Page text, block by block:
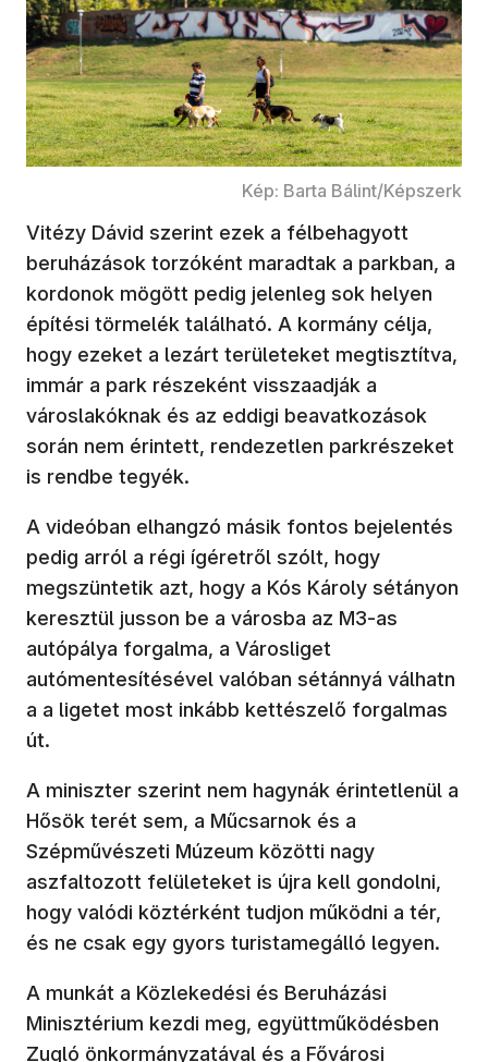
Kép: Barta Bálint/Képszerk
Vitézy Dávid szerint ezek a félbehagyott
beruházások torzóként maradtak a parkban, a
kordonok mögött pedig jelenleg sok helyen
építési törmelék található. A kormány célja,
hogy ezeket a lezárt területeket megtisztítva,
immár a park részeként visszaadják a
városlakóknak és az eddigi beavatkozások
során nem érintett, rendezetlen parkrészeket
is rendbe tegyék.
A videóban elhangzó másik fontos bejelentés
pedig arról a régi ígéretről szólt, hogy
megszüntetik azt, hogy a Kós Károly sétányon
keresztül jusson be a városba az M3-as
autópálya forgalma, a Városliget
autómentesítésével valóban sétánnyá válhatn
a a ligetet most inkább kettészelő forgalmas
út.
A miniszter szerint nem hagynák érintetlenül a
Hősök terét sem, a Műcsarnok és a
Szépművészeti Múzeum közötti nagy
aszfaltozott felületeket is újra kell gondolni,
hogy valódi köztérként tudjon működni a tér,
és ne csak egy gyors turistamegálló legyen.
A munkát a Közlekedési és Beruházási
Minisztérium kezdi meg, együttműködésben
Zugló önkormányzatával és a Fővárosi